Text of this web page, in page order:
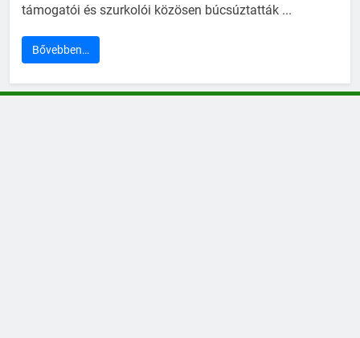
támogatói és szurkolói közösen búcsúztatták ...
Bővebben…